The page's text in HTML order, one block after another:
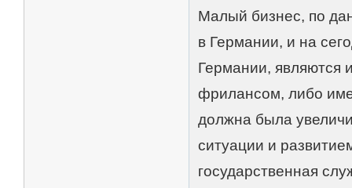
Малый бизнес, по
в Германии, и на
Германии, являются
фрилансом, либо
должна была
ситуации и
государственная